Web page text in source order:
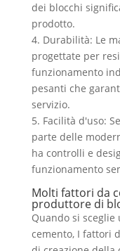
dei blocchi
prodotto.
4. Durabilità: Le
progettate per
funzionamento
pesanti che
servizio.
5. Facilità d'uso:
parte delle
ha controlli e
funzionamento
Molti fattori da
produttore di
Quando si
cemento, I fattori